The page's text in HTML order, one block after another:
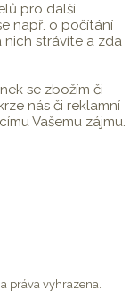
pro další
např. o počítání
nich strávíte a zda
se zbožím či
nás či reklamní
Vašemu zájmu.
práva vyhrazena.